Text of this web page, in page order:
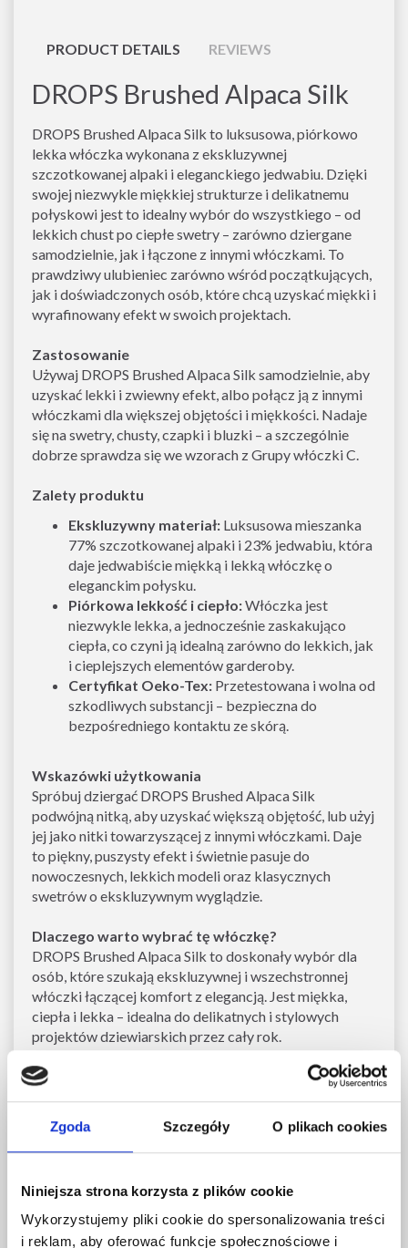
Zgoda Szczegóły O plikach cookies
Niniejsza strona korzysta z plików cookie
Wykorzystujemy pliki cookie do spersonalizowania treści
i reklam, aby oferować funkcje społecznościowe i
PRODUCT DETAILS REVIEWS
DROPS Brushed Alpaca Silk
DROPS Brushed Alpaca Silk to luksusowa, piórkowo
lekka włóczka wykonana z ekskluzywnej
szczotkowanej alpaki i eleganckiego jedwabiu. Dzięki
swojej niezwykle miękkiej strukturze i delikatnemu
połyskowi jest to idealny wybór do wszystkiego – od
lekkich chust po ciepłe swetry – zarówno dziergane
samodzielnie, jak i łączone z innymi włóczkami. To
prawdziwy ulubieniec zarówno wśród początkujących,
jak i doświadczonych osób, które chcą uzyskać miękki i
wyrafinowany efekt w swoich projektach.
Zastosowanie
Używaj DROPS Brushed Alpaca Silk samodzielnie, aby
uzyskać lekki i zwiewny efekt, albo połącz ją z innymi
włóczkami dla większej objętości i miękkości. Nadaje
się na swetry, chusty, czapki i bluzki – a szczególnie
dobrze sprawdza się we wzorach z Grupy włóczki C.
Zalety produktu
Ekskluzywny materiał: Luksusowa mieszanka
77% szczotkowanej alpaki i 23% jedwabiu, która
daje jedwabiście miękką i lekką włóczkę o
eleganckim połysku.
Piórkowa lekkość i ciepło:Włóczka jest
niezwykle lekka, a jednocześnie zaskakująco
ciepła, co czyni ją idealną zarówno do lekkich, jak
i cieplejszych elementów garderoby.
Certyfikat Oeko-Tex: Przetestowana i wolna od
szkodliwych substancji – bezpieczna do
bezpośredniego kontaktu ze skórą.
Wskazówki użytkowania
Spróbuj dziergać DROPS Brushed Alpaca Silk
podwójną nitką, aby uzyskać większą objętość, lub użyj
jej jako nitki towarzyszącej z innymi włóczkami. Daje
to piękny, puszysty efekt i świetnie pasuje do
nowoczesnych, lekkich modeli oraz klasycznych
swetrów o ekskluzywnym wyglądzie.
Dlaczego warto wybrać tę włóczkę?
DROPS Brushed Alpaca Silk to doskonały wybór dla
osób, które szukają ekskluzywnej i wszechstronnej
włóczki łączącej komfort z elegancją. Jest miękka,
ciepła i lekka – idealna do delikatnych i stylowych
projektów dziewiarskich przez cały rok.
Zobacz podobne produkty tutaj
Zobacz wszystkie włóczki z alpaki tutaj
Zobacz wszystkie włóczki na rozmiar drutów
Zobacz wszystkie darmowe wzory z DROPS